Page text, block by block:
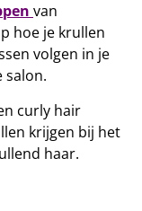
van
hoe je krullen
volgen in je
salon.
curly hair
krijgen bij het
haar.